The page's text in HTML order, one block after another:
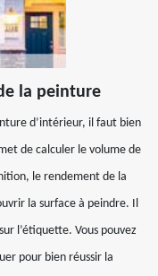
la peinture
d’intérieur, il faut bien
de calculer le volume de
le rendement de la
la surface à peindre. Il
l’étiquette. Vous pouvez
pour bien réussir la